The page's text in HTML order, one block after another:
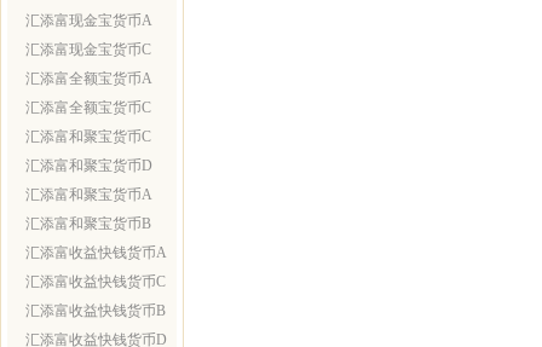
汇添富现金宝货币A
汇添富现金宝货币C
汇添富全额宝货币A
汇添富全额宝货币C
汇添富和聚宝货币C
汇添富和聚宝货币D
汇添富和聚宝货币A
汇添富和聚宝货币B
汇添富收益快钱货币A
汇添富收益快钱货币C
汇添富收益快钱货币B
汇添富收益快钱货币D